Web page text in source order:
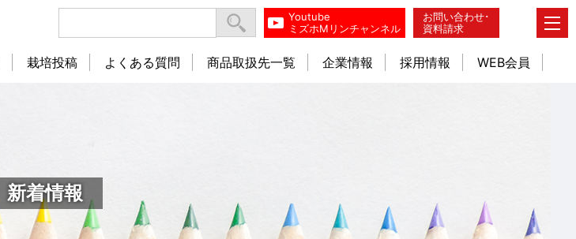
お問い合わせ･
資料請求
Youtube
ミズホMリンチャンネル
栽培投稿 よくある質問 商品取扱先一覧 企業情報 採用情報 WEB会員
新着情報